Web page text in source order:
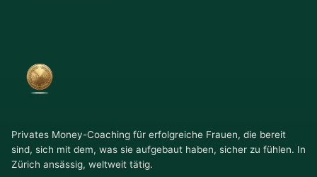
Privates Money-Coaching für erfolgreiche Frauen, die bereit
sind, sich mit dem, was sie aufgebaut haben, sicher zu fühlen. In
Zürich ansässig, weltweit tätig.